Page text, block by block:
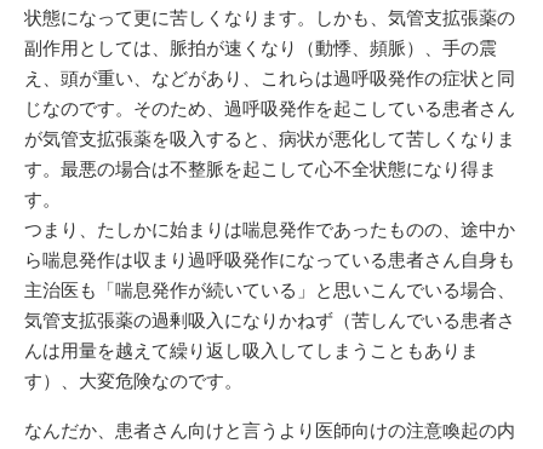
状態になって更に苦しくなります。しかも、気管支拡張薬の
副作用としては、脈拍が速くなり（動悸、頻脈）、手の震
え、頭が重い、などがあり、これらは過呼吸発作の症状と同
じなのです。そのため、過呼吸発作を起こしている患者さん
が気管支拡張薬を吸入すると、病状が悪化して苦しくなりま
す。最悪の場合は不整脈を起こして心不全状態になり得ま
す。
つまり、たしかに始まりは喘息発作であったものの、途中か
ら喘息発作は収まり過呼吸発作になっている患者さん自身も
主治医も「喘息発作が続いている」と思いこんでいる場合、
気管支拡張薬の過剰吸入になりかねず（苦しんでいる患者さ
んは用量を越えて繰り返し吸入してしまうこともありま
す）、大変危険なのです。
なんだか、患者さん向けと言うより医師向けの注意喚起の内